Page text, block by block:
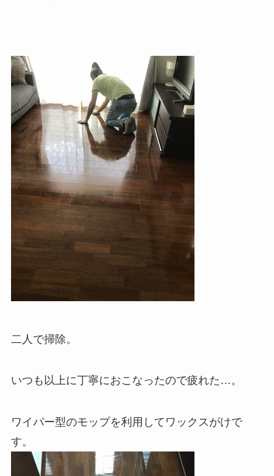
二人で掃除。
いつも以上に丁寧におこなったので疲れた…。
ワイパー型のモップを利用してワックスがけで
す。